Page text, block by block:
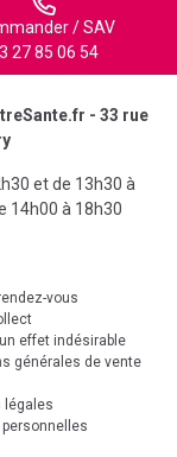
/ SAV
27 85 06 54
- 33 rue
et de 13h30 à
14h00 à 18h30
vous
effet indésirable
générales de vente
légales
personnelles